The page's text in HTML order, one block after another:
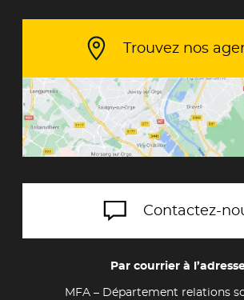
Trouvez nos
Contactez-
Par courrier à
MFA – Département relations